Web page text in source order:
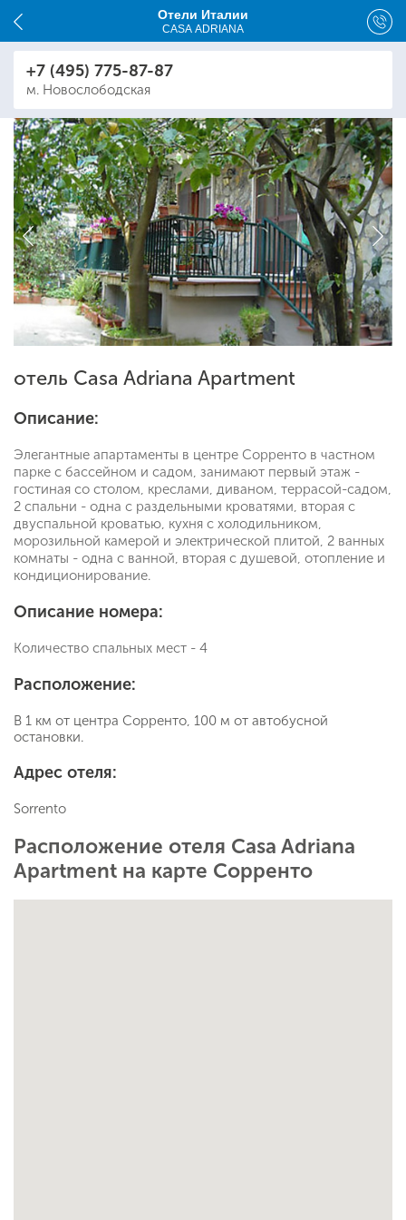
Отели Италии
CASA ADRIANA
+7 (495) 775-87-87
м. Новослободская
отель Casa Adriana Apartment
Описание:
Элегантные апартаменты в центре Сорренто в частном
парке с бассейном и садом, занимают первый этаж -
гостиная со столом, креслами, диваном, террасой-садом,
2 спальни - одна с раздельными кроватями, вторая с
двуспальной кроватью, кухня с холодильником,
морозильной камерой и электрической плитой, 2 ванных
комнаты - одна с ванной, вторая с душевой, отопление и
кондиционирование.
Описание номера:
Количество спальных мест - 4
Расположение:
В 1 км от центра Сорренто, 100 м от автобусной
остановки.
Адрес отеля:
Sorrento
Расположение отеля Casa Adriana
Apartment на карте Сорренто